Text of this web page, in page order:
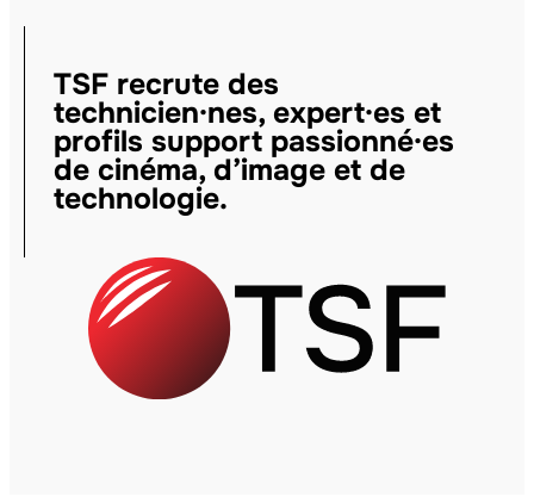
TSF recrute des
technicien·nes, expert·es et
profils support passionné·es
de cinéma, d’image et de
technologie.